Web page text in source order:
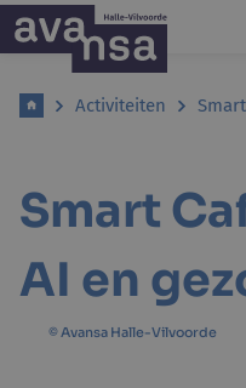
Activiteiten
Smart
AI en
© Avansa Halle-Vilvoorde